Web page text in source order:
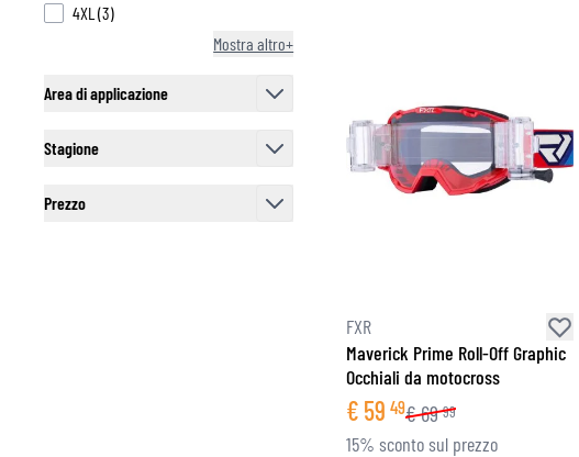
4XL (3products available
)
Mostra altro+
Area di applicazione
Stagione
Prezzo
FXR
Maverick Prime Roll-Off Graphic
Occhiali da motocross
€ 59 49€69 99
15% sconto sul prezzo